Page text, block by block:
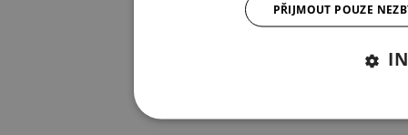
PŘIJMOUT POUZE